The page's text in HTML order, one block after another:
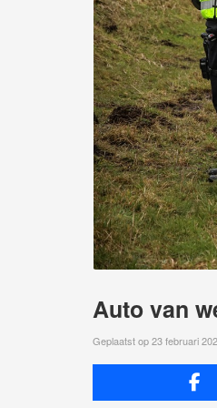
Auto van
Geplaatst op 23 februari